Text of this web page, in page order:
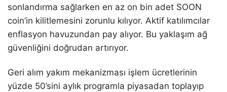
sonlandırma sağlarken en az on bin adet SOON
coin’in kilitlemesini zorunlu kılıyor. Aktif katılımcılar
enflasyon havuzundan pay alıyor. Bu yaklaşım ağ
güvenliğini doğrudan artırıyor.
Geri alım yakım mekanizması işlem ücretlerinin
yüzde 50’sini aylık programla piyasadan toplayıp